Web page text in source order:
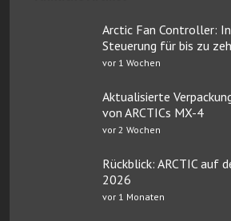
Arctic Fan Controller:
Steuerung für bis zu
vor 1 Wochen
Aktualisierte
von ARCTICs MX-4
vor 2 Wochen
Rückblick: ARCTIC auf
2026
vor 1 Monaten